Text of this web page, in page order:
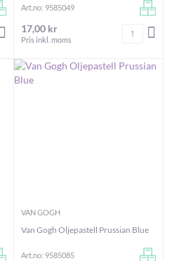
LÄGG I VARUKORGEN
Art.no: 9585049
17,00 kr
Pris inkl. moms
Antal
VAN GOGH
Van Gogh Oljepastell Prussian Blue
Art.no: 9585085